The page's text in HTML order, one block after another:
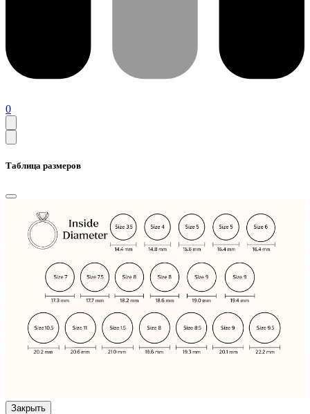
0
Таблица размеров
Закрыть